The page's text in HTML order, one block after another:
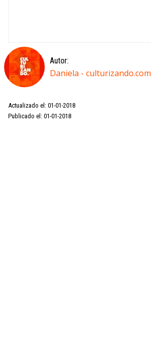
Autor:
Daniela - culturizando.com
Actualizado el: 01-01-2018
Publicado el: 01-01-2018